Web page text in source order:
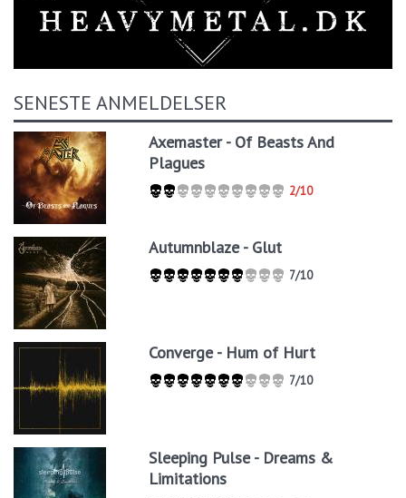
SENESTE ANMELDELSER
Axemaster - Of Beasts And
Plagues
2/10
Autumnblaze - Glut
7/10
Converge - Hum of Hurt
7/10
Sleeping Pulse - Dreams &
Limitations